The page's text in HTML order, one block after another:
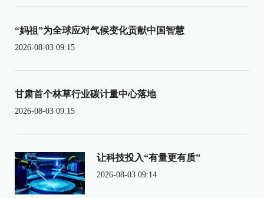
“妈祖”为全球应对气候变化贡献中国智慧
2026-08-03 09:15
甘肃首个林草行业碳计量中心落地
2026-08-03 09:15
让科技投入“有量更有质”
2026-08-03 09:14